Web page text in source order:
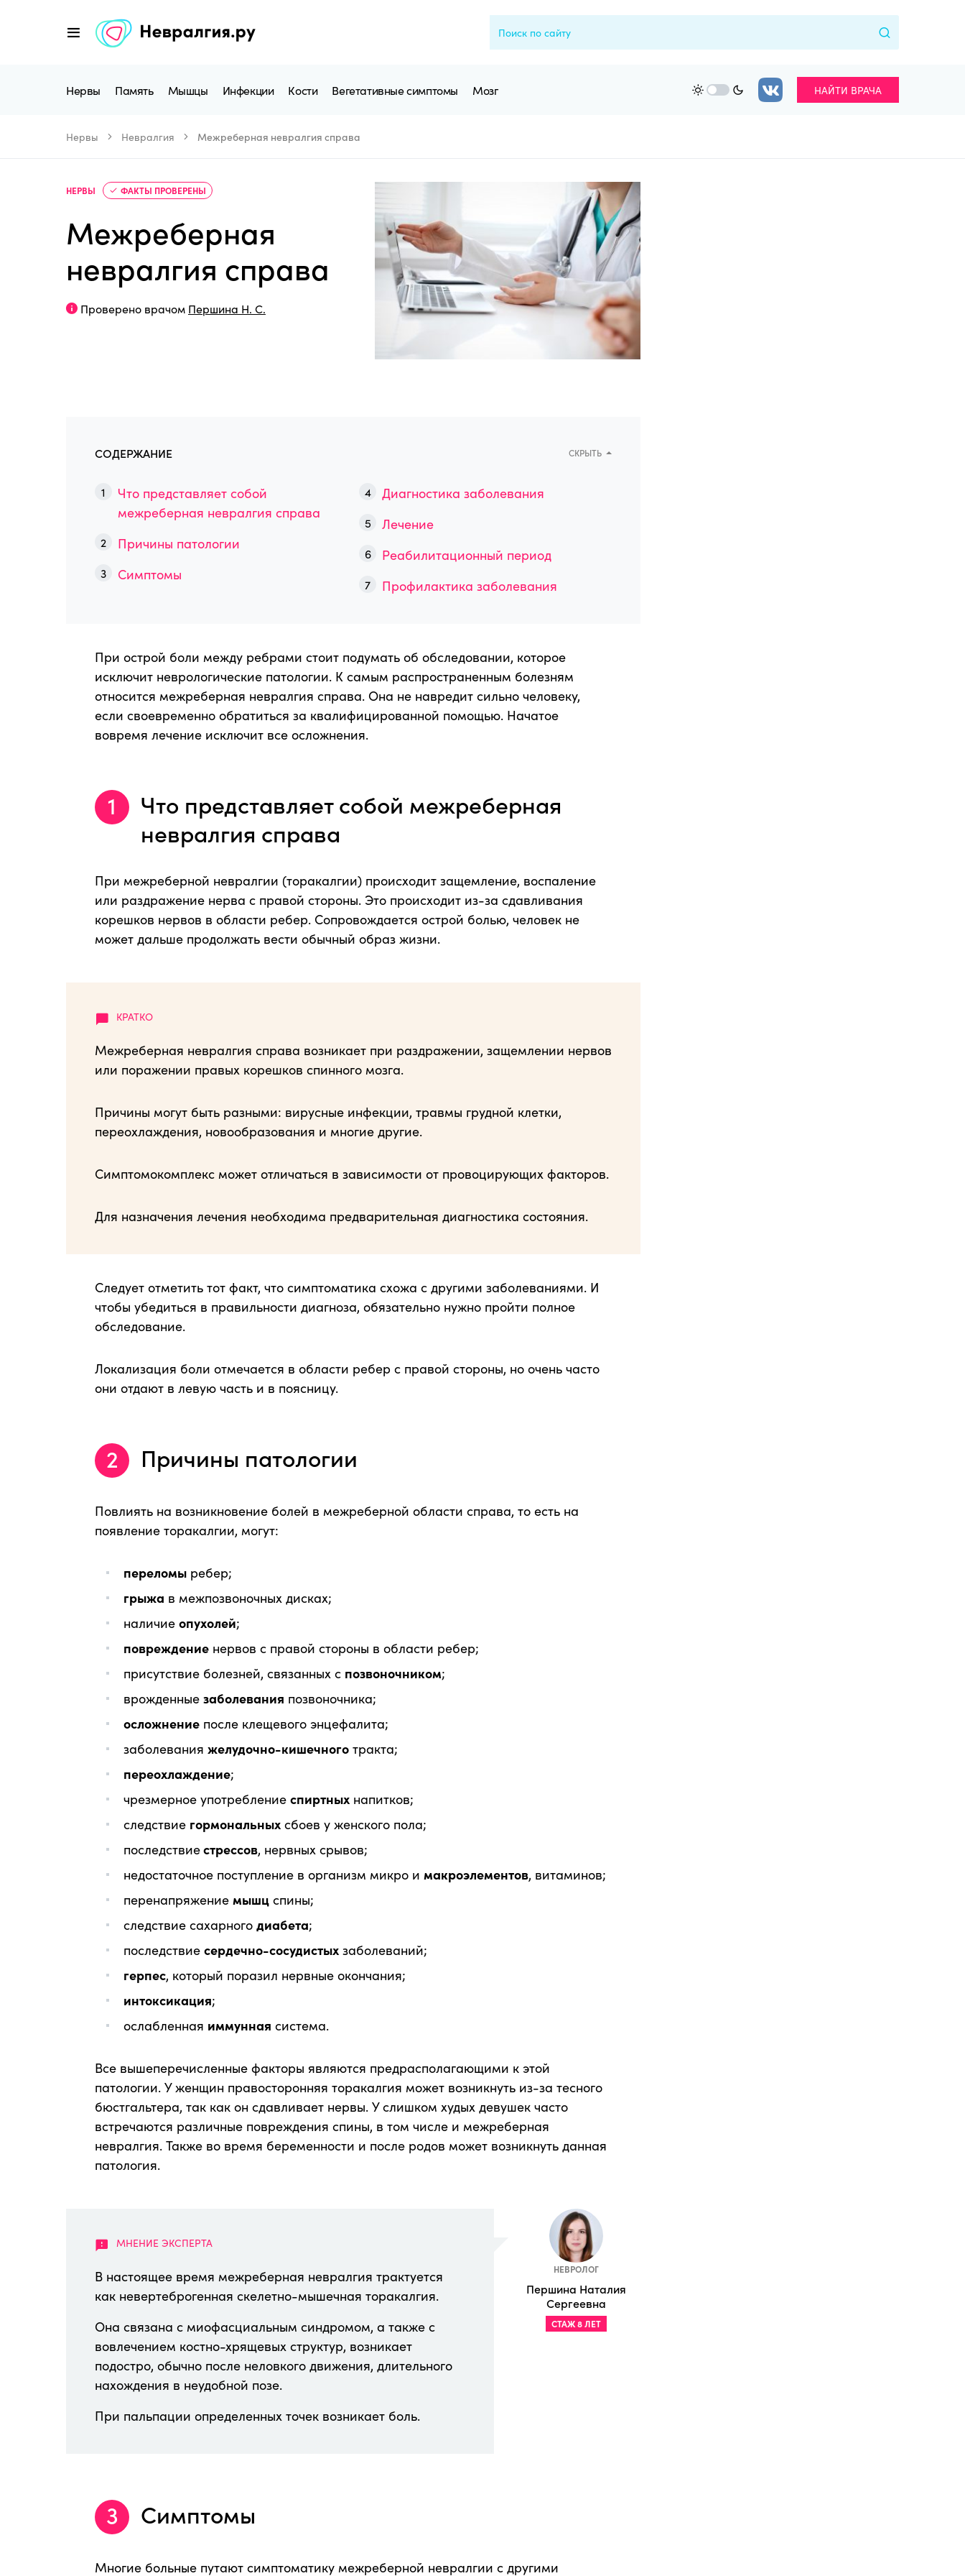
Нервы Память Мышцы Инфекции Кости Вегетативные симптомы Мозг НАЙТИ ВРАЧА
Нервы Невралгия Межреберная невралгия справа
НЕРВЫ ФАКТЫ ПРОВЕРЕНЫ
Межреберная
невралгия справа
Проверено врачом Першина Н. С.
СОДЕРЖАНИЕ СКРЫТЬ
Что представляет собой
межреберная невралгия справа
Причины патологии
Симптомы
Диагностика заболевания
Лечение
Реабилитационный период
Профилактика заболевания
При острой боли между ребрами стоит подумать об обследовании, которое
исключит неврологические патологии. К самым распространенным болезням
относится межреберная невралгия справа. Она не навредит сильно человеку,
если своевременно обратиться за квалифицированной помощью. Начатое
вовремя лечение исключит все осложнения.
Что представляет собой межреберная
невралгия справа
При межреберной невралгии (торакалгии) происходит защемление, воспаление
или раздражение нерва с правой стороны. Это происходит из-за сдавливания
корешков нервов в области ребер. Сопровождается острой болью, человек не
может дальше продолжать вести обычный образ жизни.
Межреберная невралгия справа возникает при раздражении, защемлении нервов
или поражении правых корешков спинного мозга.
Причины могут быть разными: вирусные инфекции, травмы грудной клетки,
переохлаждения, новообразования и многие другие.
Симптомокомплекс может отличаться в зависимости от провоцирующих факторов.
Для назначения лечения необходима предварительная диагностика состояния.
Следует отметить тот факт, что симптоматика схожа с другими заболеваниями. И
чтобы убедиться в правильности диагноза, обязательно нужно пройти полное
обследование.
Локализация боли отмечается в области ребер с правой стороны, но очень часто
они отдают в левую часть и в поясницу.
Причины патологии
Повлиять на возникновение болей в межреберной области справа, то есть на
появление торакалгии, могут:
переломы ребер;
грыжа в межпозвоночных дисках;
наличие опухолей;
повреждение нервов с правой стороны в области ребер;
присутствие болезней, связанных с позвоночником;
врожденные заболевания позвоночника;
осложнение после клещевого энцефалита;
заболевания желудочно-кишечного тракта;
переохлаждение;
чрезмерное употребление спиртных напитков;
следствие гормональных сбоев у женского пола;
последствиестрессов, нервных срывов;
недостаточное поступление в организм микро и макроэлементов, витаминов;
перенапряжение мышц спины;
следствие сахарного диабета;
последствие сердечно-сосудистых заболеваний;
герпес, который поразил нервные окончания;
интоксикация;
ослабленная иммунная система.
Все вышеперечисленные факторы являются предрасполагающими к этой
патологии. У женщин правосторонняя торакалгия может возникнуть из-за тесного
бюстгальтера, так как он сдавливает нервы. У слишком худых девушек часто
встречаются различные повреждения спины, в том числе и межреберная
невралгия. Также во время беременности и после родов может возникнуть данная
патология.
В настоящее время межреберная невралгия трактуется
как невертеброгенная скелетно-мышечная торакалгия.
Она связана с миофасциальным синдромом, а также с
вовлечением костно-хрящевых структур, возникает
подостро, обычно после неловкого движения, длительного
нахождения в неудобной позе.
При пальпации определенных точек возникает боль.
НЕВРОЛОГ
Першина Наталия
Сергеевна
СТАЖ 8 ЛЕТ
Симптомы
Многие больные путают симптоматику межреберной невралгии с другими